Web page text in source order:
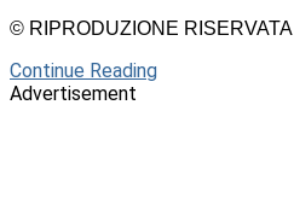
© RIPRODUZIONE RISERVATA
Continue Reading
Advertisement